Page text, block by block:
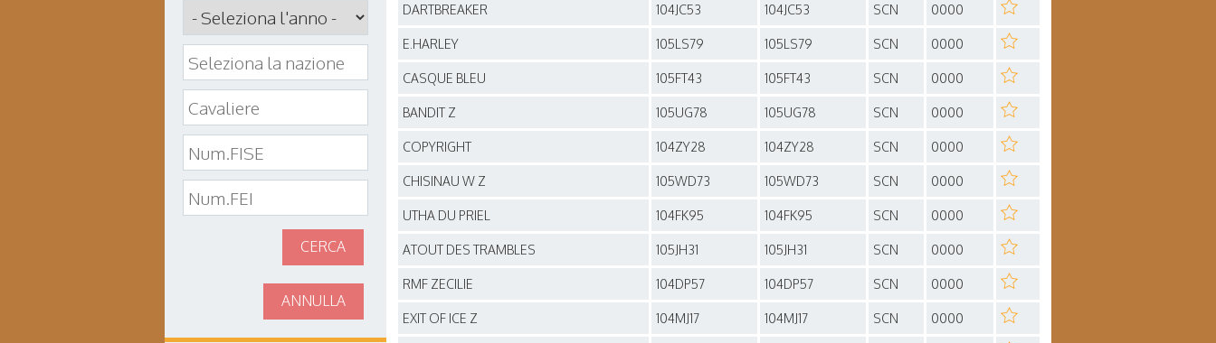
CERCA
ANNULLA
DARTBREAKER 104JC53 104JC53 SCN 0000
E.HARLEY 105LS79 105LS79 SCN 0000
CASQUE BLEU 105FT43 105FT43 SCN 0000
BANDIT Z 105UG78 105UG78 SCN 0000
COPYRIGHT 104ZY28 104ZY28 SCN 0000
CHISINAU W Z 105WD73 105WD73 SCN 0000
UTHA DU PRIEL 104FK95 104FK95 SCN 0000
ATOUT DES TRAMBLES 105JH31 105JH31 SCN 0000
RMF ZECILIE 104DP57 104DP57 SCN 0000
EXIT OF ICE Z 104MJ17 104MJ17 SCN 0000